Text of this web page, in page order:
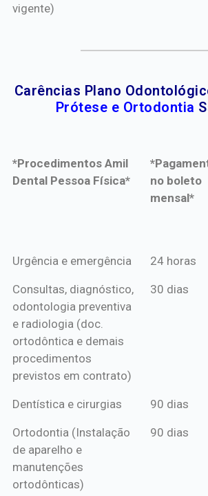
vigente)
Carências Plano
Prótese e Ortodontia
*Procedimentos Amil
Dental Pessoa Física*
no boleto
mensal*
*Procedimentos Amil
mensal*
Urgência e emergência 24 horas
Consultas, diagnóstico,
odontologia preventiva
e radiologia (doc.
ortodôntica e demais
procedimentos
previstos em contrato)
30 dias
Dentística e cirurgias 90 dias
Ortodontia (Instalação
de aparelho e
manutenções
ortodônticas)
90 dias